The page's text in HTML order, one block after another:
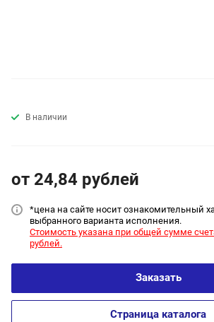
В наличии
от 24,84 рублей
*цена на сайте носит ознакомительный
выбранного варианта исполнения.
Стоимость указана при общей сумме
рублей.
Заказать
Страница каталога